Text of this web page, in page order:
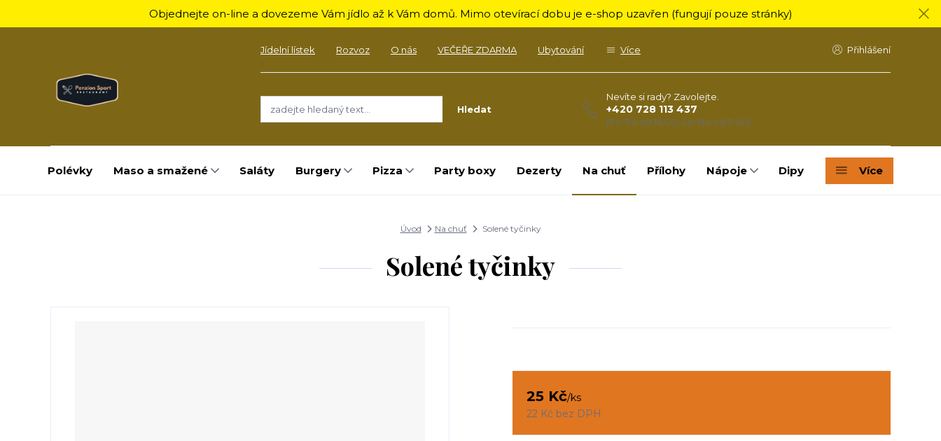
Objednejte on-line a dovezeme Vám jídlo až k Vám domů. Mimo otevírací dobu je e-shop uzavřen (fungují pouze stránky)
Jídelní lístek Rozvoz O nás VEČEŘE ZDARMA Ubytování Více Přihlášení
Hledat
Nevíte si rady? Zavolejte.
+420 728 113 437
(Po-Pá od 16:00, So-Ne od 11:00)
Polévky Maso a smažené Saláty Burgery Pizza Party boxy Dezerty Na chuť Přílohy Nápoje Dipy Více
Úvod Na chuť Solené tyčinky
Solené tyčinky
25 Kč/ks
22 Kč bez DPH